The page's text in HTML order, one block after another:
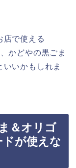
店で使える
かどやの黒ごま
いかもしれま
＆オリゴ
が使えな